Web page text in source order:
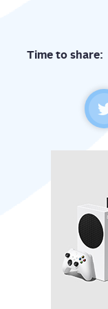
Time to share: